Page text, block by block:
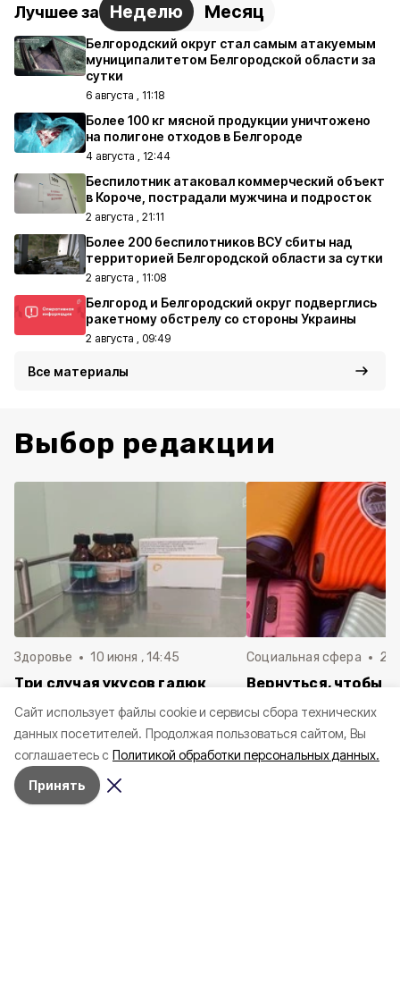
Cайт использует файлы cookie и сервисы сбора технических
данных посетителей. Продолжая пользоваться сайтом, Вы
соглашаетесь с Политикой обработки персональных данных.
Принять
Лучшее за Неделю Месяц
Белгородский округ стал самым атакуемым
муниципалитетом Белгородской области за
сутки
6 августа , 11:18
Более 100 кг мясной продукции уничтожено
на полигоне отходов в Белгороде
4 августа , 12:44
Беспилотник атаковал коммерческий объект
в Короче, пострадали мужчина и подросток
2 августа , 21:11
Более 200 беспилотников ВСУ сбиты над
территорией Белгородской области за сутки
2 августа , 11:08
Белгород и Белгородский округ подверглись
ракетному обстрелу со стороны Украины
2 августа , 09:49
Все материалы
Выбор редакции
Здоровье 10 июня , 14:45
Три случая укусов гадюк
Белгородской области с
начала года
Социальная сфера 20
Вернуться, чтобы
в Белгородскую
пять лет